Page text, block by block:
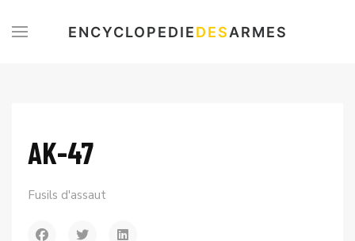
ENCYCLOPEDIEDESARMES
AK-47
Fusils d'assaut